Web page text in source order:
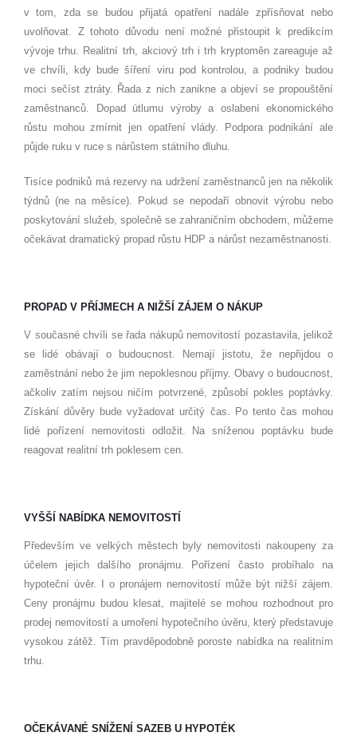
v tom, zda se budou přijatá opatření nadále zpřísňovat nebo
uvolňovat. Z tohoto důvodu není možné přistoupit k predikcím
vývoje trhu. Realitní trh, akciový trh i trh kryptoměn zareaguje až
ve chvíli, kdy bude šíření viru pod kontrolou, a podniky budou
moci sečíst ztráty. Řada z nich zanikne a objeví se propouštění
zaměstnanců. Dopad útlumu výroby a oslabení ekonomického
růstu mohou zmírnit jen opatření vlády. Podpora podnikání ale
půjde ruku v ruce s nárůstem státního dluhu.
Tisíce podniků má rezervy na udržení zaměstnanců jen na několik
týdnů (ne na měsíce). Pokud se nepodaří obnovit výrobu nebo
poskytování služeb, společně se zahraničním obchodem, můžeme
očekávat dramatický propad růstu HDP a nárůst nezaměstnanosti.
PROPAD V PŘÍJMECH A NIŽŠÍ ZÁJEM O NÁKUP
V současné chvíli se řada nákupů nemovitostí pozastavila, jelikož
se lidé obávají o budoucnost. Nemají jistotu, že nepřijdou o
zaměstnání nebo že jim nepoklesnou příjmy. Obavy o budoucnost,
ačkoliv zatím nejsou ničím potvrzené, způsobí pokles poptávky.
Získání důvěry bude vyžadovat určitý čas. Po tento čas mohou
lidé pořízení nemovitosti odložit. Na sníženou poptávku bude
reagovat realitní trh poklesem cen.
VYŠŠÍ NABÍDKA NEMOVITOSTÍ
Především ve velkých městech byly nemovitosti nakoupeny za
účelem jejich dalšího pronájmu. Pořízení často probíhalo na
hypoteční úvěr. I o pronájem nemovitostí může být nižší zájem.
Ceny pronájmu budou klesat, majitelé se mohou rozhodnout pro
prodej nemovitostí a umoření hypotečního úvěru, který představuje
vysokou zátěž. Tím pravděpodobně poroste nabídka na realitním
trhu.
OČEKÁVANÉ SNÍŽENÍ SAZEB U HYPOTÉK